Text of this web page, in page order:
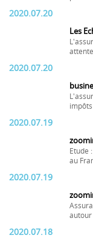
2020.07.20
Les
2020.07.20
2020.07.19
Etude
au
2020.07.19
autour
2020.07.18